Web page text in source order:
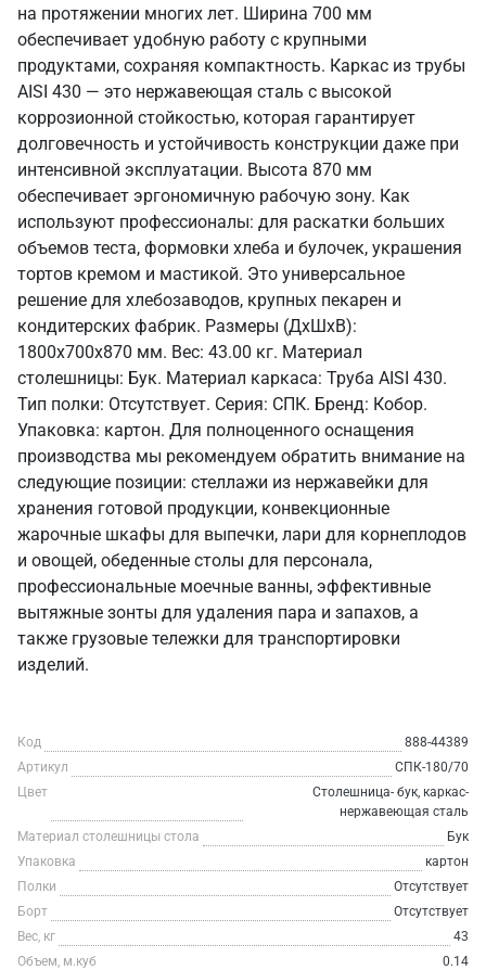
на протяжении многих лет. Ширина 700 мм
обеспечивает удобную работу с крупными
продуктами, сохраняя компактность. Каркас из трубы
AISI 430 — это нержавеющая сталь с высокой
коррозионной стойкостью, которая гарантирует
долговечность и устойчивость конструкции даже при
интенсивной эксплуатации. Высота 870 мм
обеспечивает эргономичную рабочую зону. Как
используют профессионалы: для раскатки больших
объемов теста, формовки хлеба и булочек, украшения
тортов кремом и мастикой. Это универсальное
решение для хлебозаводов, крупных пекарен и
кондитерских фабрик. Размеры (ДхШхВ):
1800x700x870 мм. Вес: 43.00 кг. Материал
столешницы: Бук. Материал каркаса: Труба AISI 430.
Тип полки: Отсутствует. Серия: СПК. Бренд: Кобор.
Упаковка: картон. Для полноценного оснащения
производства мы рекомендуем обратить внимание на
следующие позиции: стеллажи из нержавейки для
хранения готовой продукции, конвекционные
жарочные шкафы для выпечки, лари для корнеплодов
и овощей, обеденные столы для персонала,
профессиональные моечные ванны, эффективные
вытяжные зонты для удаления пара и запахов, а
также грузовые тележки для транспортировки
изделий.
Код
888-44389
Артикул
СПК-180/70
Цвет
Столешница- бук, каркас-
нержавеющая сталь
Материал столешницы стола
Бук
Упаковка
картон
Полки
Отсутствует
Борт
Отсутствует
Вес, кг
43
Объем, м.куб
0.14